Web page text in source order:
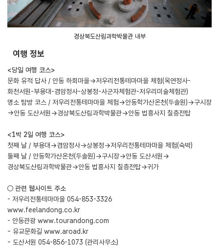
경상북도산림과학박물관 내부
여행 정보
<당일 여행 코스>
문화 유적 답사 / 안동 하회마을→저우리전통테마마을 체험(옥연정사-
화천서원-부용대-겸암정사-상봉정-사군자체험관-저우리미술체험관)
명소 탐방 코스 / 저우리전통테마마을 체험→안동학가산온천(두솔원)→구시장
→안동 도산서원→경상북도산림과학박물관→안동 법흥사지 칠층전탑
<1박 2일 여행 코스>
첫째 날 / 부용대→겸암정사→상봉정→저우리전통테마마을 체험(숙박)
둘째 날 / 안동학가산온천(두솔원)→구시장→안동 도산서원→
경상북도산림과학박물관→안동 법흥사지 칠층전탑→귀가
○ 관련 웹사이트 주소
- 저우리전통테마마을 054-853-3326
www.feelandong.co.kr
- 안동관광 www.tourandong.com
- 유교문화길 www.aroad.kr
- 도산서원 054-856-1073 (관리사무소)